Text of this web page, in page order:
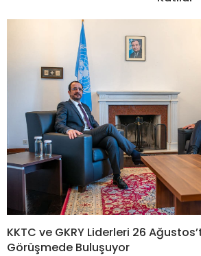
KKTC ve GKRY Liderleri 26
Görüşmede Buluşuyor